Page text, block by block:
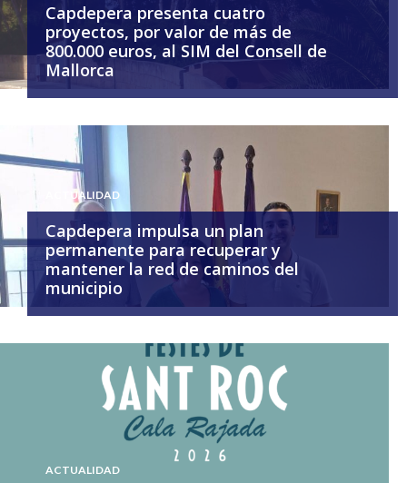
Capdepera presenta cuatro
proyectos, por valor de más de
800.000 euros, al SIM del Consell de
Mallorca
ACTUALIDAD
Capdepera impulsa un plan
permanente para recuperar y
mantener la red de caminos del
municipio
ACTUALIDAD